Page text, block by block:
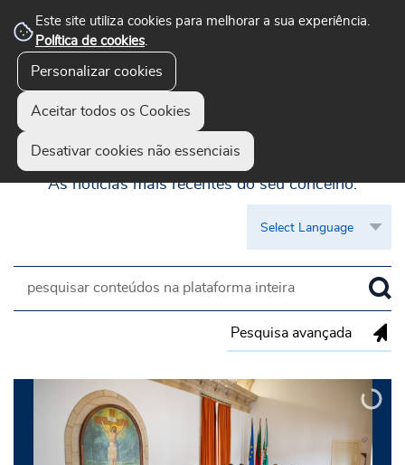
Este site utiliza cookies para melhorar a sua experiência.
Política de cookies.
Personalizar cookies
Aceitar todos os Cookies
Desativar cookies não essenciais
Pesquisa avançada
Guimarães Visível
As notícias mais recentes do seu concelho.